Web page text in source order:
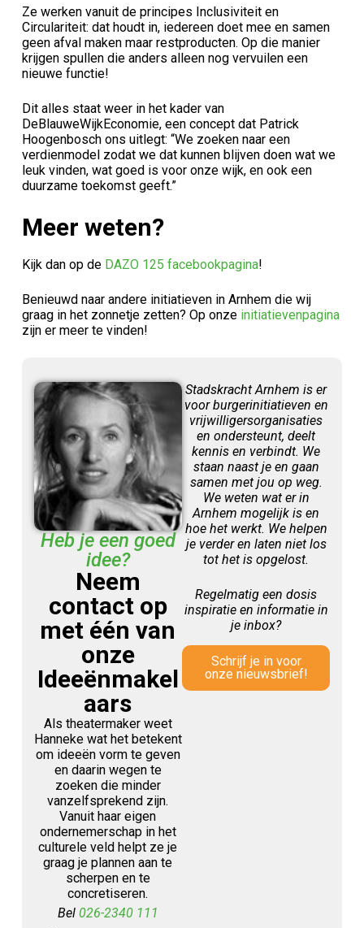
Ze werken vanuit de principes Inclusiviteit en
Circulariteit: dat houdt in, iedereen doet mee en samen
geen afval maken maar restproducten. Op die manier
krijgen spullen die anders alleen nog vervuilen een
nieuwe functie!
Dit alles staat weer in het kader van
DeBlauweWijkEconomie, een concept dat Patrick
Hoogenbosch ons uitlegt: “We zoeken naar een
verdienmodel zodat we dat kunnen blijven doen wat we
leuk vinden, wat goed is voor onze wijk, en ook een
duurzame toekomst geeft.”
Meer weten?
Kijk dan op de DAZO 125 facebookpagina!
Benieuwd naar andere initiatieven in Arnhem die wij
graag in het zonnetje zetten? Op onzeinitiatievenpagina
zijn er meer te vinden!
Heb je een goed
idee?
Neem
contact op
met één van
onze
Ideeënmakel
aars
Als theatermaker weet
Hanneke wat het betekent
om ideeën vorm te geven
en daarin wegen te
zoeken die minder
vanzelfsprekend zijn.
Vanuit haar eigen
ondernemerschap in het
culturele veld helpt ze je
graag je plannen aan te
scherpen en te
concretiseren.
Bel 026-2340 111
Stadskracht Arnhem is er
voor burgerinitiatieven en
vrijwilligersorganisaties
en ondersteunt, deelt
kennis en verbindt. We
staan naast je en gaan
samen met jou op weg.
We weten wat er in
Arnhem mogelijk is en
hoe het werkt. We helpen
je verder en laten niet los
tot het is opgelost.
Regelmatig een dosis
inspiratie en informatie in
je inbox?
Schrijf je in voor
onze nieuwsbrief!